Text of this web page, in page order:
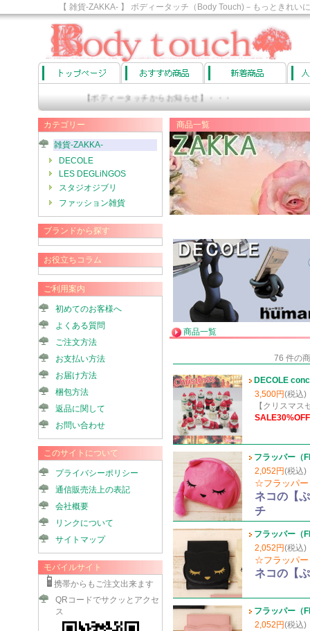
【 雑貨-ZAKKA- 】 ボディータッチ（Body Touch)－もっときれ
【ボディータッチからお知らせ】・・・
カテゴリー
雑貨-ZAKKA-
DECOLE
LES DEGLiNGOS
スタジオジブリ
ファッション雑貨
ブランドから探す
お役立ちコラム
ご利用案内
初めてのお客様へ
よくある質問
ご注文方法
お支払い方法
お届け方法
梱包方法
返品に関して
お問い合わせ
このサイトについて
プライバシーポリシー
通信販売法上の表記
会社概要
リンクについて
サイトマップ
モバイルサイト
携帯からもご注文出来ます
QRコードでサクッとアクセ
ス
商品一覧
商品一覧
76 件の
DECOLE
3,500円(税込)
【クリスマス
SALE30%OFF
フラッパー（
2,052円(税込)
☆フラッパ
ネコの【
チ
フラッパー（
2,052円(税込)
☆フラッパ
ネコの【
フラッパー（
2,052円(税込)